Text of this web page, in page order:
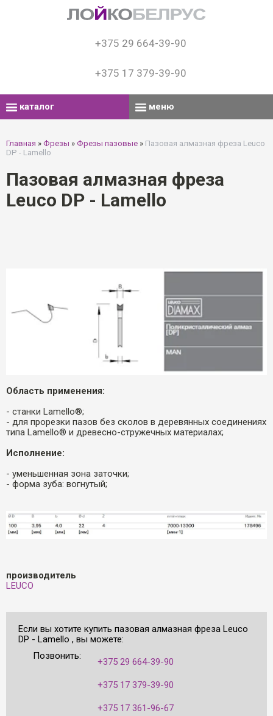
+375 29 664-39-90
+375 17 379-39-90
каталог меню
Главная » Фрезы » Фрезы пазовые » Пазовая алмазная фреза Leuco
DP - Lamello
Пазовая алмазная фреза
Leuco DP - Lamello
Область применения:
- станки Lamello®;
- для прорезки пазов без сколов в деревянных соединениях
типа Lamello® и древесно-стружечных материалах;
Исполнение:
- уменьшенная зона заточки;
- форма зуба: вогнутый;
производитель
LEUCO
Если вы хотите купить пазовая алмазная фреза Leuco
DP - Lamello , вы можете:
Позвонить:
+375 29 664-39-90
+375 17 379-39-90
+375 17 361-96-67